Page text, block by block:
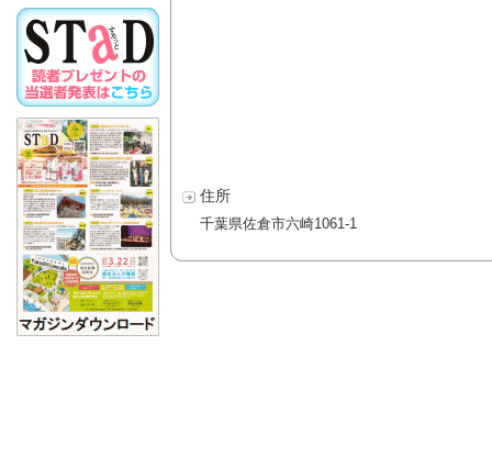
住所
千葉県佐倉市六崎1061-1